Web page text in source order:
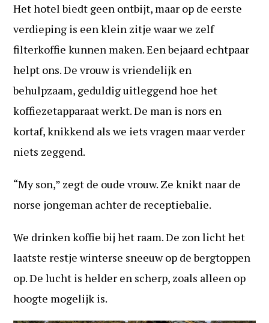
Het hotel biedt geen ontbijt, maar op de eerste
verdieping is een klein zitje waar we zelf
filterkoffie kunnen maken. Een bejaard echtpaar
helpt ons. De vrouw is vriendelijk en
behulpzaam, geduldig uitleggend hoe het
koffiezetapparaat werkt. De man is nors en
kortaf, knikkend als we iets vragen maar verder
niets zeggend.
“My son,” zegt de oude vrouw. Ze knikt naar de
norse jongeman achter de receptiebalie.
We drinken koffie bij het raam. De zon licht het
laatste restje winterse sneeuw op de bergtoppen
op. De lucht is helder en scherp, zoals alleen op
hoogte mogelijk is.